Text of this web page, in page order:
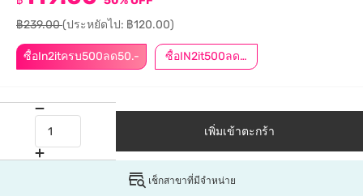
ซื้อIn2itครบ500ลด50.- ซื้อIN2it500ลด50.-
฿239.00(ประหยัดไป: ฿120.00)
เพิ่มเข้าตะกร้า
เช็กสาขาที่มีจำหน่าย